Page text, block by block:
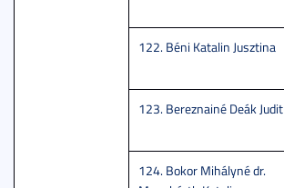
122. Béni Katalin Jusztina
123. Bereznainé Deák Judit
124. Bokor Mihályné dr.